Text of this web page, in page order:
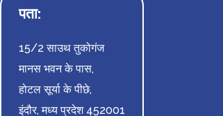
पता:
15/2 साउथ तुकोगंज
मानस भवन के पास,
होटल सूर्या के पीछे,
इंदौर, मध्य प्रदेश 452001